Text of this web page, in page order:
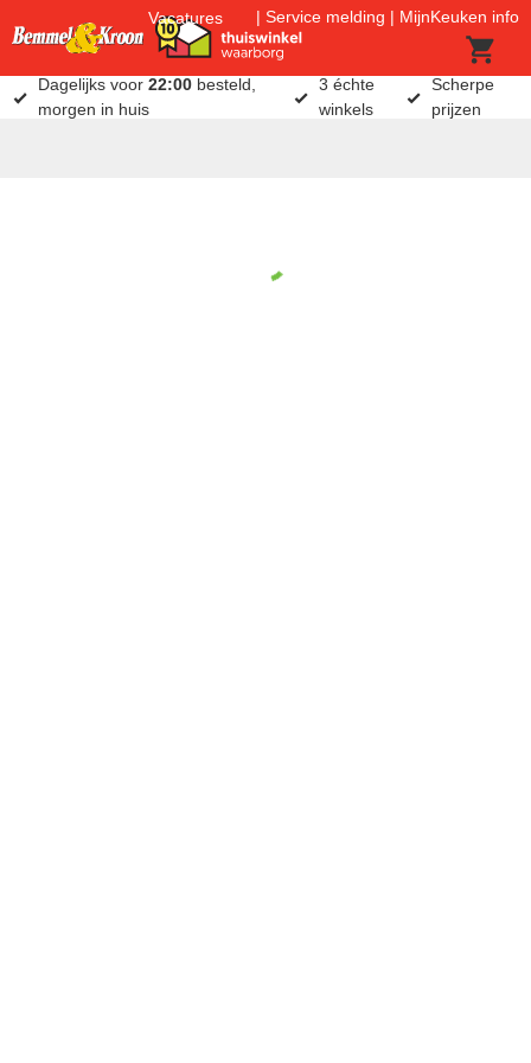
Vacatures Service melding MijnKeuken info
Dagelijks voor22:00 besteld,
morgen in huis
3 échte
winkels
Scherpe
prijzen